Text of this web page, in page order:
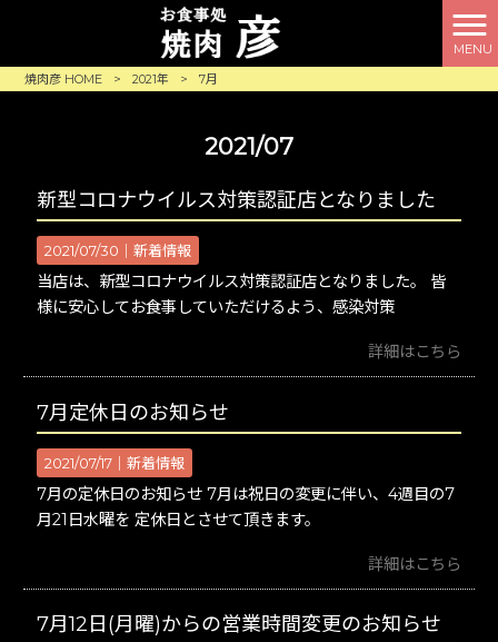
MENU
焼肉彦 HOME
> 2021年 > 7月
2021/07
新型コロナウイルス対策認証店となりました
2021/07/30｜新着情報
当店は、新型コロナウイルス対策認証店となりました。 皆
様に安心してお食事していただけるよう、感染対策
詳細はこちら
7月定休日のお知らせ
2021/07/17｜新着情報
7月の定休日のお知らせ 7月は祝日の変更に伴い、4週目の7
月21日水曜を 定休日とさせて頂きます。
詳細はこちら
7月12日(月曜)からの営業時間変更のお知らせ